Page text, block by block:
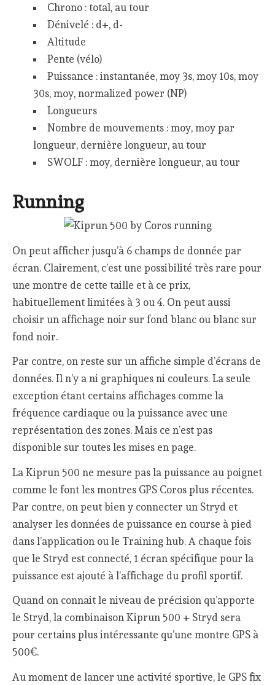
Chrono : total, au tour
Dénivelé : d+, d-
Altitude
Pente (vélo)
Puissance : instantanée, moy 3s, moy 10s, moy
30s, moy, normalized power (NP)
Longueurs
Nombre de mouvements : moy, moy par
longueur, dernière longueur, au tour
SWOLF : moy, dernière longueur, au tour
Running
On peut afficher jusqu’à 6 champs de donnée par
écran. Clairement, c’est une possibilité très rare pour
une montre de cette taille et à ce prix,
habituellement limitées à 3 ou 4. On peut aussi
choisir un affichage noir sur fond blanc ou blanc sur
fond noir.
Par contre, on reste sur un affiche simple d’écrans de
données. Il n’y a ni graphiques ni couleurs. La seule
exception étant certains affichages comme la
fréquence cardiaque ou la puissance avec une
représentation des zones. Mais ce n’est pas
disponible sur toutes les mises en page.
La Kiprun 500 ne mesure pas la puissance au poignet
comme le font les montres GPS Coros plus récentes.
Par contre, on peut bien y connecter un Stryd et
analyser les données de puissance en course à pied
dans l’application ou le Training hub. A chaque fois
que le Stryd est connecté, 1 écran spécifique pour la
puissance est ajouté à l’affichage du profil sportif.
Quand on connait le niveau de précision qu’apporte
le Stryd, la combinaison Kiprun 500 + Stryd sera
pour certains plus intéressante qu’une montre GPS à
500€.
Au moment de lancer une activité sportive, le GPS fix